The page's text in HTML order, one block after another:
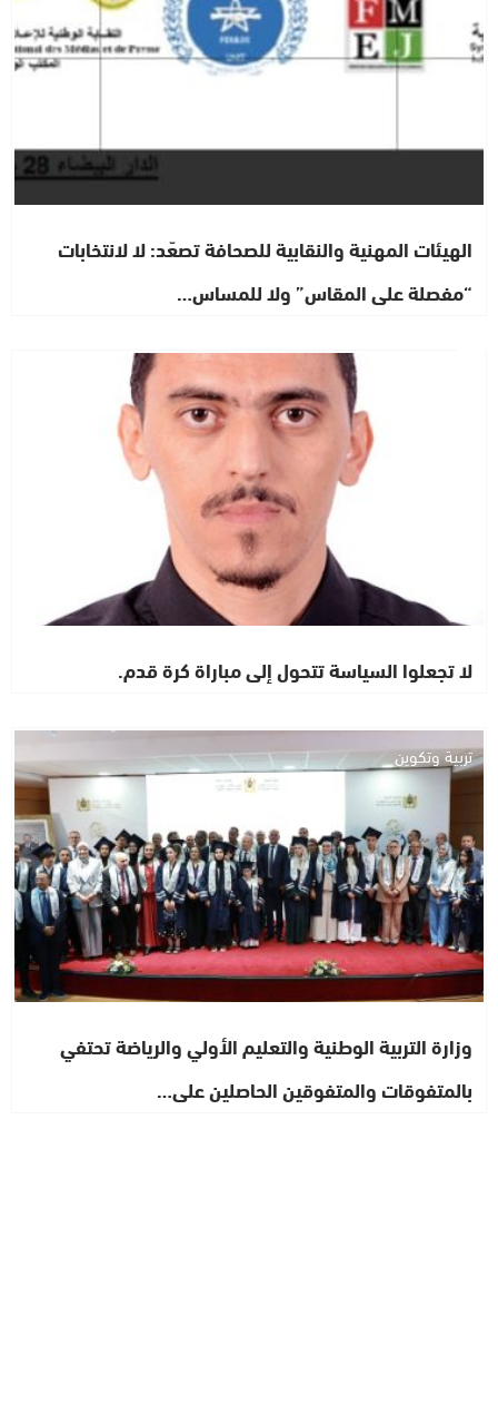
الهيئات المهنية والنقابية للصحافة تصعّد: لا لانتخابات
“مفصلة على المقاس” ولا للمساس…
لا تجعلوا السياسة تتحول إلى مباراة كرة قدم.
تربية وتكوين
وزارة التربية الوطنية والتعليم الأولي والرياضة تحتفي
بالمتفوقات والمتفوقين الحاصلين على…